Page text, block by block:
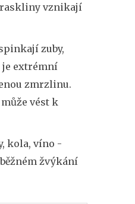
vznikají
zuby,
extrémní
zmrzlinu.
vést k
kola, víno -
žvýkání